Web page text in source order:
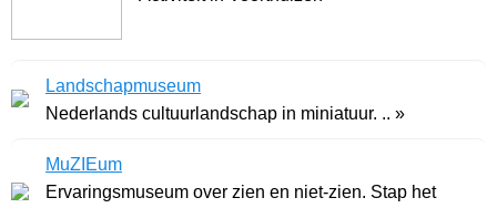
Landschapmuseum
Nederlands cultuurlandschap in miniatuur. .. »
MuZIEum
Ervaringsmuseum over zien en niet-zien. Stap het